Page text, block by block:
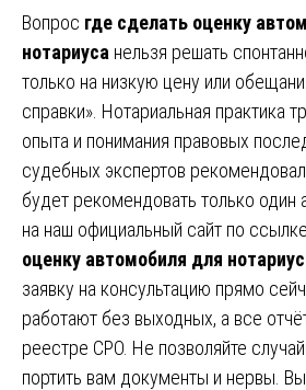
Вопрос где сделать оценку
нотариуса нельзя решать
только на низкую цену или
справки». Нотариальная практика
опыта и понимания правовых
судебных экспертов
будет рекомендовать только
на наш официальный сайт по ссылке
оценку автомобиля для
заявку на консультацию прямо
работают без выходных, а все
реестре СРО. Не позволяйте
портить вам документы и нервы.